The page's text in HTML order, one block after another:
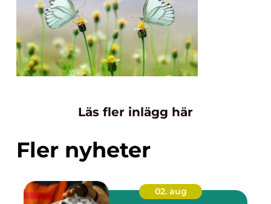
Läs fler inlägg här
Fler nyheter
02. aug